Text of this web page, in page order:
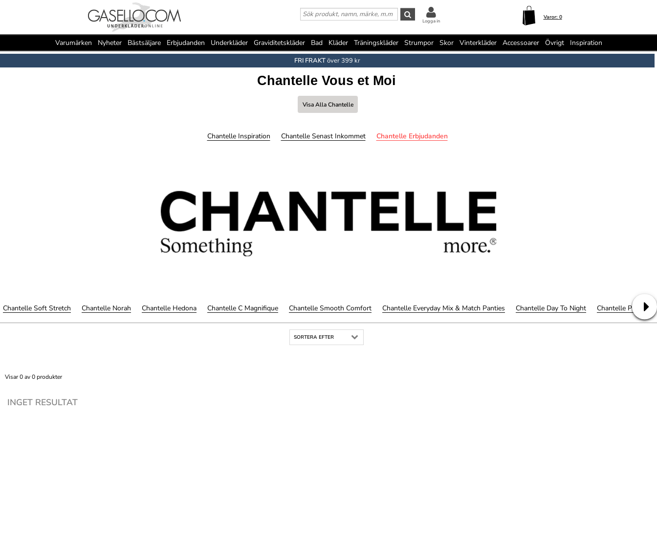
Varor: 0
Logga in
Varumärken Nyheter Bästsäljare Erbjudanden Underkläder Graviditetskläder Bad Kläder Träningskläder Strumpor Skor Vinterkläder Accessoarer Övrigt Inspiration
FRI FRAKTöver 399 kr
Chantelle Vous et Moi
Visa Alla Chantelle
Chantelle Inspiration Chantelle Senast Inkommet Chantelle Erbjudanden
Chantelle Soft Stretch Chantelle Norah Chantelle Hedona Chantelle C Magnifique Chantelle Smooth Comfort Chantelle Everyday Mix & Match Panties Chantelle Day To Night Chantelle Pulpies
SORTERA EFTER
Visar 0 av 0 produkter
INGET RESULTAT